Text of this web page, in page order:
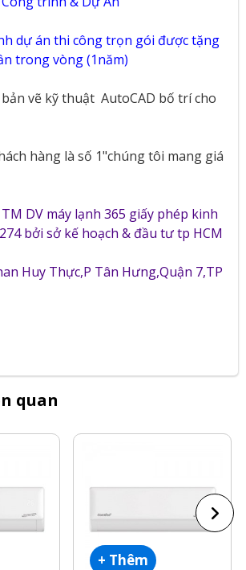
dự án thi công trọn gói được tặng
trong vòng (1năm)
vẽ kỹ thuật AutoCAD bố trí cho
hàng là số 1"chúng tôi mang giá
DV máy lạnh 365 giấy phép kinh
bởi sở kế hoạch & đầu tư tp HCM
Huy Thực,P Tân Hưng,Quận 7,TP
quan
+ Thêm